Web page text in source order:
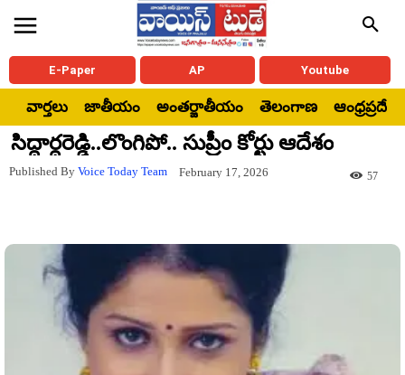
E-Paper AP Youtube
వార్తలు జాతీయం అంతర్జాతీయం తెలంగాణ ఆంధ్రప్రదేశ్
సిద్ధార్ధరెడ్డి..లొంగిపో.. సుప్రీం కోర్టు ఆదేశం
Published By Voice Today Team February 17, 2026 57